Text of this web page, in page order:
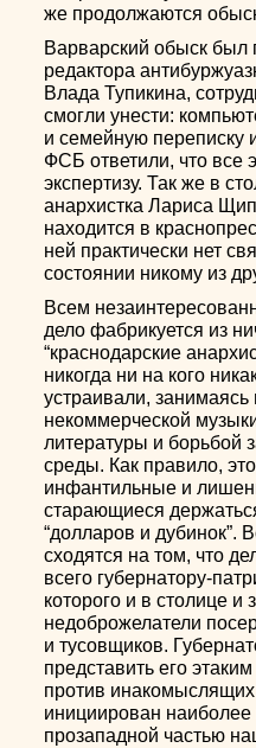
же продолжаются
Варварский обыск был
редактора
Влада Тупикина,
смогли унести:
и семейную переписку
ФСБ ответили, что все
экспертизу. Так же в
анархистка Лариса
находится в
ней практически нет
состоянии никому из
Всем
дело фабрикуется из
“краснодарские
никогда ни на кого
устраивали,
некоммерческой
литературы и борьбой
среды. Как правило,
инфантильные и
старающиеся
“долларов и дубинок”.
сходятся на том, что
всего губернатору-
которого и в столице и
недоброжелатели
и тусовщиков.
представить его
против
инициирован наиболее
прозападной частью